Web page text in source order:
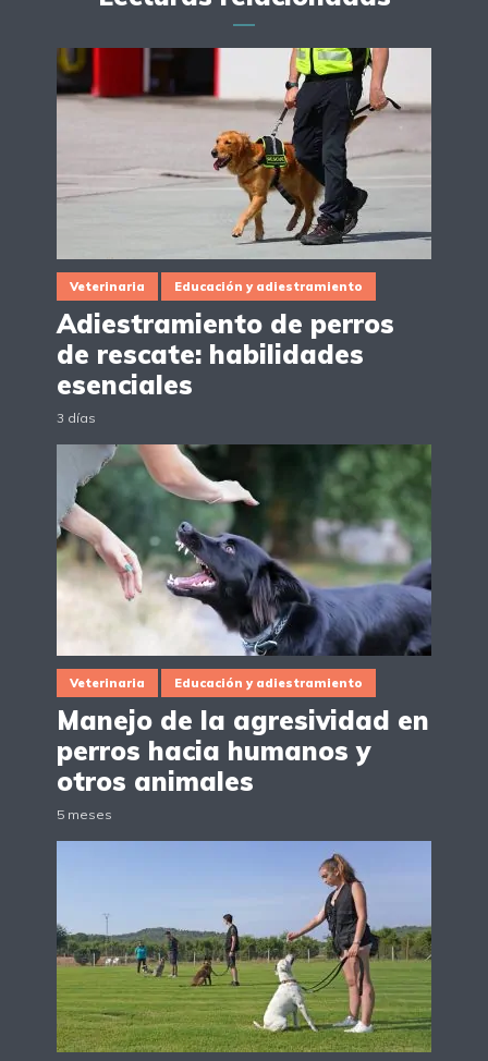
Veterinaria Educación y adiestramiento
Adiestramiento de perros
de rescate: habilidades
esenciales
3 días
Veterinaria Educación y adiestramiento
Manejo de la agresividad en
perros hacia humanos y
otros animales
5 meses